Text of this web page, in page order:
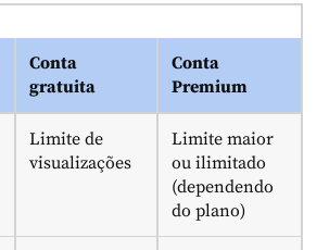
Conta
gratuita
Conta
Premium
Limite de
visualizações
Limite maior
ou ilimitado
(dependendo
do plano)